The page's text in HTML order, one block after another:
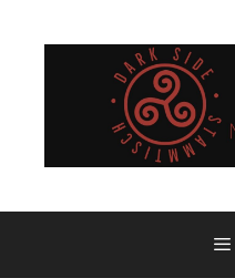
Inhalt